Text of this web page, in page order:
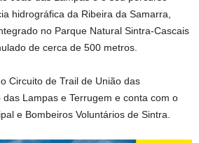
hidrográfica da Ribeira da Samarra,
no Parque Natural Sintra-Cascais
de cerca de 500 metros.
Circuito de Trail de União das
Lampas e Terrugem e conta com o
e Bombeiros Voluntários de Sintra.